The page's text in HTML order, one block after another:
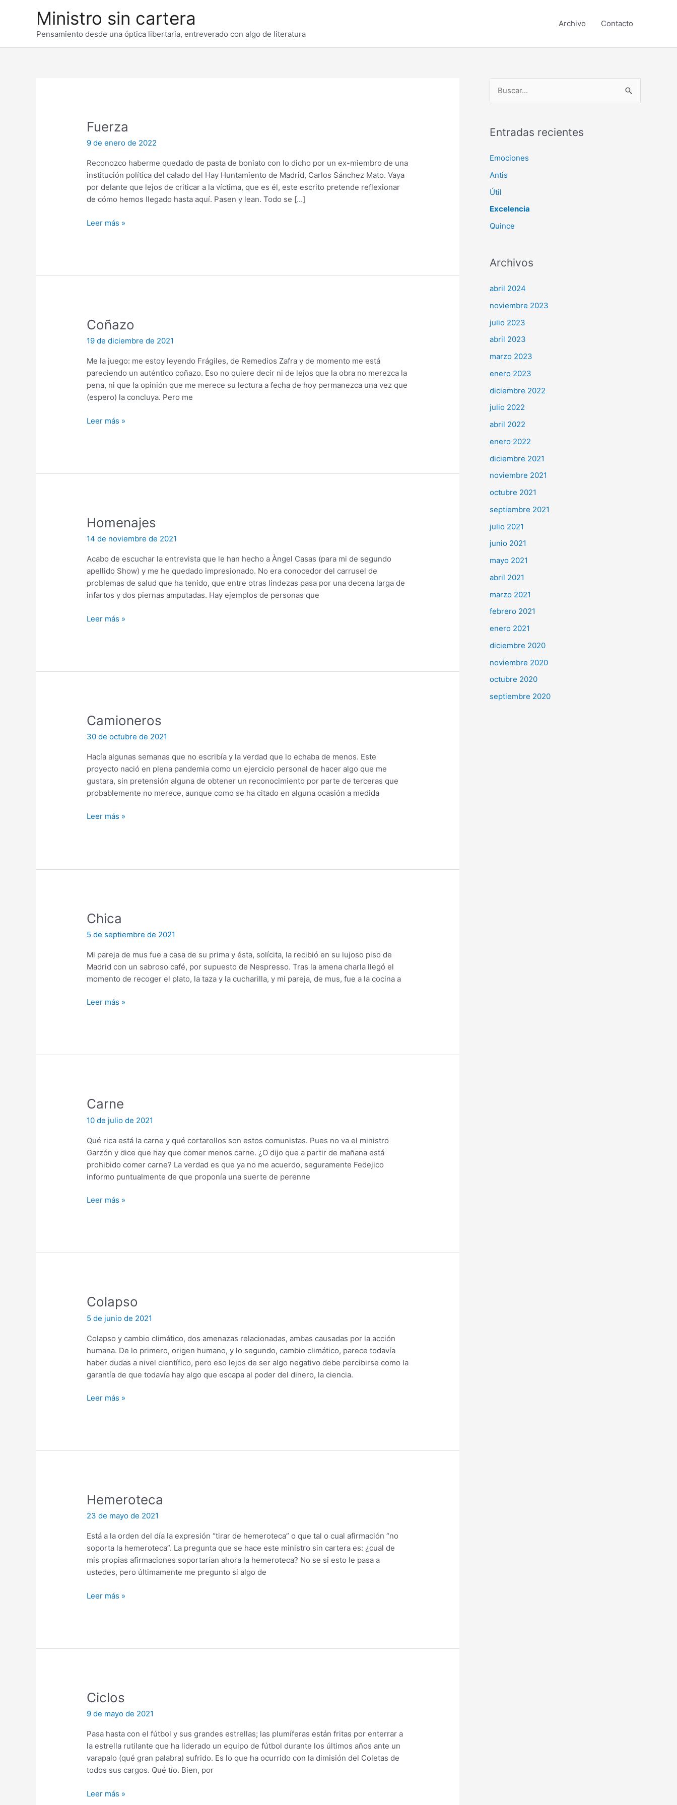
Ministro sin cartera
Pensamiento desde una óptica libertaria, entreverado con algo de literatura
Archivo Contacto
Fuerza
9 de enero de 2022
Reconozco haberme quedado de pasta de boniato con lo dicho por un ex-miembro de una
institución política del calado del Hay Huntamiento de Madrid, Carlos Sánchez Mato. Vaya
por delante que lejos de criticar a la víctima, que es él, este escrito pretende reflexionar
de cómo hemos llegado hasta aquí. Pasen y lean. Todo se […]
Fuerza
Leer más »
Coñazo
19 de diciembre de 2021
Me la juego: me estoy leyendo Frágiles, de Remedios Zafra y de momento me está
pareciendo un auténtico coñazo. Eso no quiere decir ni de lejos que la obra no merezca la
pena, ni que la opinión que me merece su lectura a fecha de hoy permanezca una vez que
(espero) la concluya. Pero me
Coñazo
Leer más »
Homenajes
14 de noviembre de 2021
Acabo de escuchar la entrevista que le han hecho a Àngel Casas (para mi de segundo
apellido Show) y me he quedado impresionado. No era conocedor del carrusel de
problemas de salud que ha tenido, que entre otras lindezas pasa por una decena larga de
infartos y dos piernas amputadas. Hay ejemplos de personas que
Homenajes
Leer más »
Camioneros
30 de octubre de 2021
Hacía algunas semanas que no escribía y la verdad que lo echaba de menos. Este
proyecto nació en plena pandemia como un ejercicio personal de hacer algo que me
gustara, sin pretensión alguna de obtener un reconocimiento por parte de terceras que
probablemente no merece, aunque como se ha citado en alguna ocasión a medida
Camioneros
Leer más »
Chica
5 de septiembre de 2021
Mi pareja de mus fue a casa de su prima y ésta, solícita, la recibió en su lujoso piso de
Madrid con un sabroso café, por supuesto de Nespresso. Tras la amena charla llegó el
momento de recoger el plato, la taza y la cucharilla, y mi pareja, de mus, fue a la cocina a
Chica
Leer más »
Carne
10 de julio de 2021
Qué rica está la carne y qué cortarollos son estos comunistas. Pues no va el ministro
Garzón y dice que hay que comer menos carne. ¿O dijo que a partir de mañana está
prohibido comer carne? La verdad es que ya no me acuerdo, seguramente Fedejico
informo puntualmente de que proponía una suerte de perenne
Carne
Leer más »
Colapso
5 de junio de 2021
Colapso y cambio climático, dos amenazas relacionadas, ambas causadas por la acción
humana. De lo primero, origen humano, y lo segundo, cambio climático, parece todavía
haber dudas a nivel científico, pero eso lejos de ser algo negativo debe percibirse como la
garantía de que todavía hay algo que escapa al poder del dinero, la ciencia.
Colapso
Leer más »
Hemeroteca
23 de mayo de 2021
Está a la orden del día la expresión “tirar de hemeroteca” o que tal o cual afirmación “no
soporta la hemeroteca”. La pregunta que se hace este ministro sin cartera es: ¿cual de
mis propias afirmaciones soportarían ahora la hemeroteca? No se si esto le pasa a
ustedes, pero últimamente me pregunto si algo de
Hemeroteca
Leer más »
Ciclos
9 de mayo de 2021
Pasa hasta con el fútbol y sus grandes estrellas; las plumíferas están fritas por enterrar a
la estrella rutilante que ha liderado un equipo de fútbol durante los últimos años ante un
varapalo (qué gran palabra) sufrido. Es lo que ha ocurrido con la dimisión del Coletas de
todos sus cargos. Qué tío. Bien, por
Ciclos
Leer más »
c
r
p
o
r
Entradas recientes
Emociones
Antis
Útil
Excelencia
Quince
Archivos
abril 2024
noviembre 2023
julio 2023
abril 2023
marzo 2023
enero 2023
diciembre 2022
julio 2022
abril 2022
enero 2022
diciembre 2021
noviembre 2021
octubre 2021
septiembre 2021
julio 2021
junio 2021
mayo 2021
abril 2021
marzo 2021
febrero 2021
enero 2021
diciembre 2020
noviembre 2020
octubre 2020
septiembre 2020